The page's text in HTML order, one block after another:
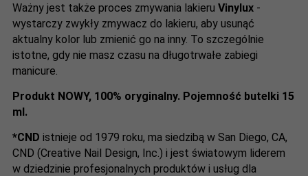
Ważny jest także proces zmywania lakieru Vinylux -
wystarczy zwykły zmywacz do lakieru, aby usunąć
aktualny kolor lub zmienić go na inny. To szczególnie
istotne, gdy nie masz czasu na długotrwałe zabiegi
manicure.
Produkt NOWY, 100% oryginalny. Pojemność butelki 15
ml.
*CND istnieje od 1979 roku, ma siedzibą w San Diego, CA,
CND (Creative Nail Design, Inc.) i jest światowym liderem
w dziedzinie profesjonalnych produktów i usług dla